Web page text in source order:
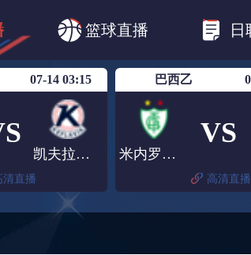
篮球直播
日职联 日职联FC东京
岛三箭
07-14 03:15
凯夫拉维克
清直播
巴西乙
米内罗美洲
VS
高清直播